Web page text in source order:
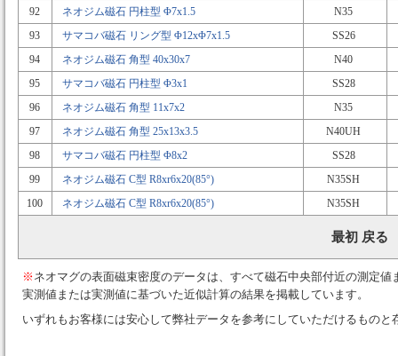
92
ネオジム磁石 円柱型 Φ7x1.5
N35
93
サマコバ磁石 リング型 Φ12xΦ7x1.5
SS26
94
ネオジム磁石 角型 40x30x7
N40
95
サマコバ磁石 円柱型 Φ3x1
SS28
96
ネオジム磁石 角型 11x7x2
N35
97
ネオジム磁石 角型 25x13x3.5
N40UH
98
サマコバ磁石 円柱型 Φ8x2
SS28
99
ネオジム磁石 C型 R8xr6x20(85°)
N35SH
100
ネオジム磁石 C型 R8xr6x20(85°) N35SH
最初 戻
※ ネオマグの表面磁束密度のデータは、すべて磁石中央部付近の測定
実測値または実測値に基づいた近似計算の結果を掲載しています。
いずれもお客様には安心して弊社データを参考にしていただけるものと